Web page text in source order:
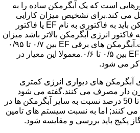
است که یک آبگرمکن ساده را به
می کند.برای تشخیص میزان کارایی
آبگرمکن هنگام خرید آبگرمکن باید به فاکتوری به نام EF یا فاکتور
فاکتور انرژی آبگرمکن بالاتر باشد میزان
کارایی آبگرمکن بیشتر است.آبگرمکن های برقی EF بین ۰/۷ تا ۰/۹۵
دارند و آبگرمکن های گازی EF بین ۰/۵ تا ۰/۶.معمولا این معیار در
می شود.
های دیواری انرژی کمتری
دار مصرف می کنند.گفته می شود
آبگرمکن های دیواری بین 8 تا 50 درصد نسبت به سایر آبگرمکن ها در
کنند; اما به نسبت سیستم های تامین
پکیج باید بررسی و مقایسه شود.